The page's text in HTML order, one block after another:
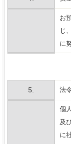
お
じ
に
5. 法
個
及
に